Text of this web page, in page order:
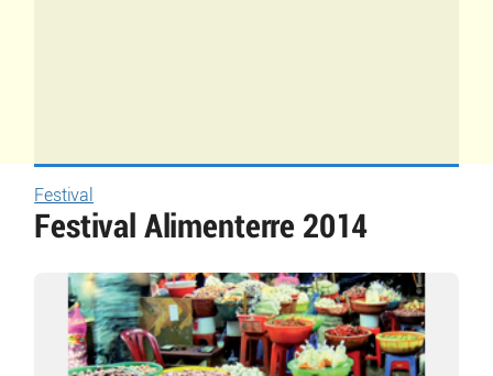
Festival
Festival Alimenterre 2014